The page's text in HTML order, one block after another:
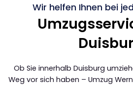
Wir helfen Ihnen bei
Ob Sie innerhalb Duisburg
Weg vor sich haben – Umzug